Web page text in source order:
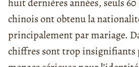
chinois ont obtenu la
principalement par mariage.
chiffres sont trop insignifiants